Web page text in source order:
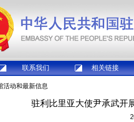
联系我们 相关链接
活动和最新信息
驻利比里亚大使尹承武开